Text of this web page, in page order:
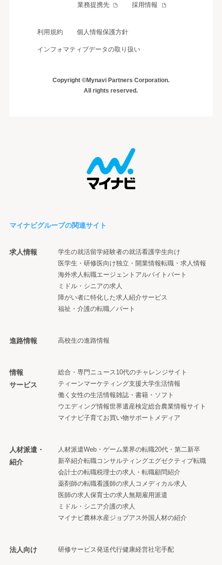
業務提携先 採用情報
利用規約 個人情報保護方針
インフォマティブデータの取り扱い
Copyright ©Mynavi Partners Corporation.
All rights reserved.
マイナビグループの関連サイト
求人情報 学生の就活留学経験者の就活看護学生向け
医学生・研修医向け独立・開業情報転職・求人情報
海外求人転職エージェント アルバイト パート
ミドル・シニアの求人
障がい者に特化した求人紹介サービス
福祉・介護の転職／パート
進路情報 高校生の進路情報
情報
サービス
総合・専門ニュース10代のチャレンジサイト
ティーンマーケティング支援大学生活情報
働く女性の生活情報雑誌・書籍・ソフト
ウエディング情報世界遺産検定総合農業情報サイト
マイナビ子育てお買い物サポートメディア
人材派遣・
紹介
人材派遣Web・ゲーム業界の転職20代・第二新卒
新卒紹介転職コンサルティングエグゼクティブ転職
会計士の転職税理士の求人・転職顧問紹介
薬剤師の転職看護師の求人 コメディカル求人
医師の求人保育士の求人無期雇用派遣
ミドル・シニア介護の求人
マイナビ農林水産ジョブアス外国人材の紹介
法人向け 研修サービス発送代行健康経営社宅手配